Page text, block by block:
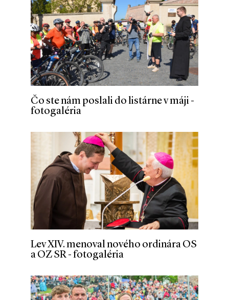
Čo ste nám poslali do listárne v máji -
fotogaléria
Lev XIV. menoval nového ordinára OS
a OZ SR - fotogaléria